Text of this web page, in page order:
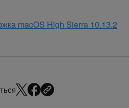
macOS High Sierra 10.13.2